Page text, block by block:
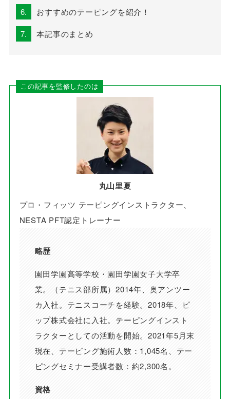
6. おすすめのテーピングを紹介！
7. 本記事のまとめ
この記事を監修したのは
丸山里夏
プロ・フィッツ テーピングインストラクター、
NESTA PFT認定トレーナー
略歴
園田学園高等学校・園田学園女子大学卒
業。（テニス部所属）2014年、奥アンツー
カ入社。テニスコーチを経験。2018年、ピ
ップ株式会社に入社。テーピングインスト
ラクターとしての活動を開始。2021年5月末
現在、テーピング施術人数：1,045名、テー
ピングセミナー受講者数：約2,300名。
資格